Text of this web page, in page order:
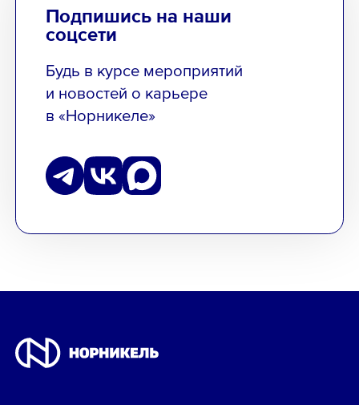
Подпишись на наши
соцсети
Будь в курсе мероприятий
и новостей о карьере
в «Норникеле»